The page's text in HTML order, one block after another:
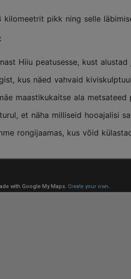
kilomeetrit pikk ning selle
Hiiu peatusesse, kust
kus näed vahvaid
maastikukaitse ala metsateed
et näha milliseid hooajalisi
rongijaamas, kus võid